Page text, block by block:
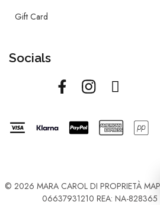
Gift Card
Socials
© 2026 MARA CAROL DI PROPRIETÀ MAP
06637931210 REA: NA-828365